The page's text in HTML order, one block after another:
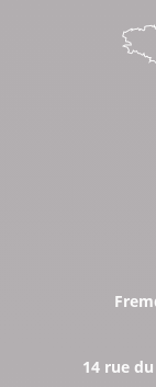
14 rue